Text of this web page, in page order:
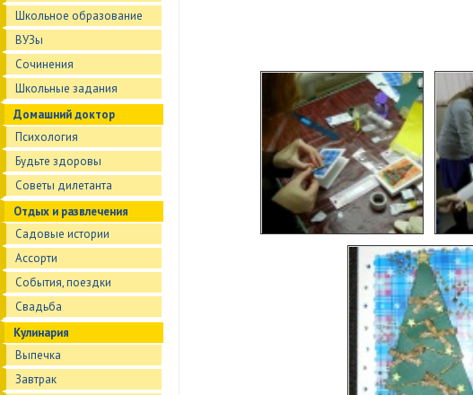
Школьное образование
ВУЗы
Сочинения
Школьные задания
Домашний доктор
Психология
Будьте здоровы
Советы дилетанта
Отдых и развлечения
Садовые истории
Ассорти
События, поездки
Свадьба
Кулинария
Выпечка
Завтрак